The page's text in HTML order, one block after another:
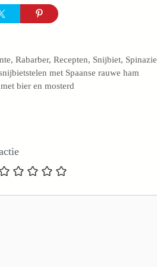
,Rabarber,Recepten, Snijbiet, Spinazie
met Spaanse rauwe ham
bier en mosterd